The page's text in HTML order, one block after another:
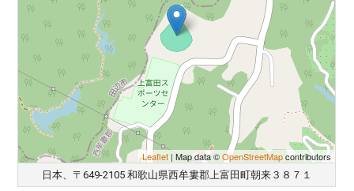
Leaflet | Map data ©OpenStreetMapcontributors
日本、〒649-2105 和歌山県西牟婁郡上富田町朝来３８７１